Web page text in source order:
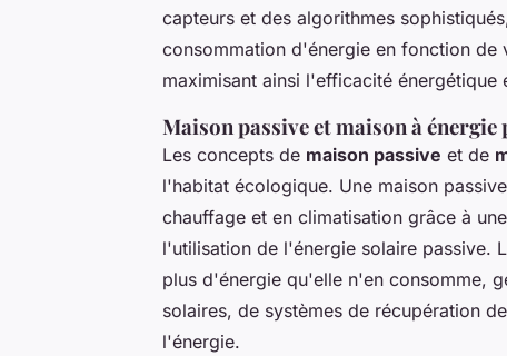
capteurs et des algorithmes
consommation d'énergie en fonction
maximisant ainsi l'efficacité énergétique
Maison passive et maison à énergie
Les concepts de maison passive et de
l'habitat écologique. Une maison
chauffage et en climatisation grâce à
l'utilisation de l'énergie solaire passive.
plus d'énergie qu'elle n'en consomme,
solaires, de systèmes de récupération
l'énergie.